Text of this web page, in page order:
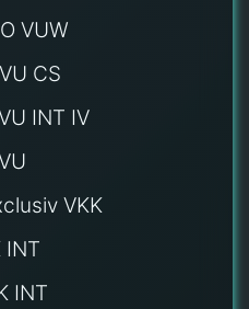
VUW
CS
INT IV
VKK
INT
INT